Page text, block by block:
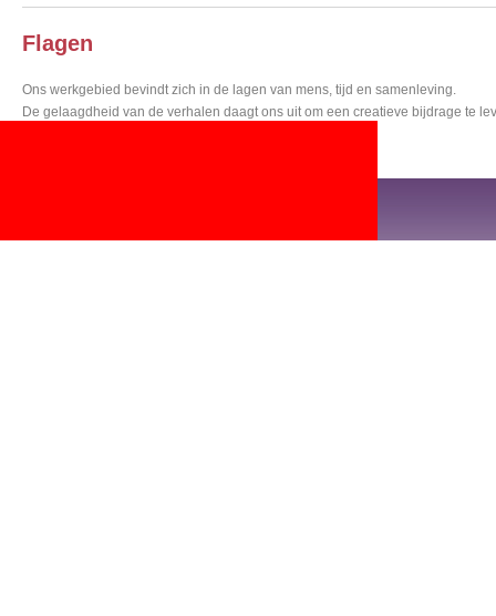
Flagen
Ons werkgebied bevindt zich in de lagen van mens, tijd en samenleving.
De gelaagdheid van de verhalen daagt ons uit om een creatieve bijdrage te